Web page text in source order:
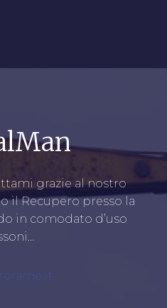
grazie al nostro
il Recupero presso la
in comodato d’uso